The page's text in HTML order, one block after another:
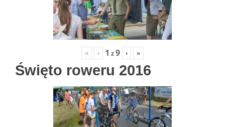
« ‹ 1 z9 › »
Święto roweru 2016